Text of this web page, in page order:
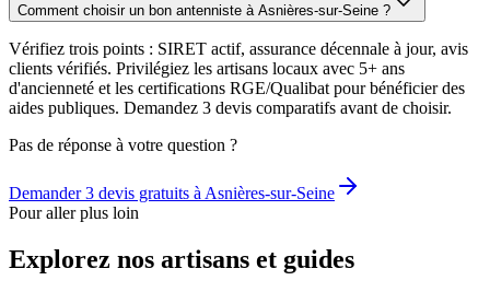
Comment choisir un bon antenniste à Asnières-sur-Seine ?
Vérifiez trois points : SIRET actif, assurance décennale à jour, avis
clients vérifiés. Privilégiez les artisans locaux avec 5+ ans
d'ancienneté et les certifications RGE/Qualibat pour bénéficier des
aides publiques. Demandez 3 devis comparatifs avant de choisir.
Pas de réponse à votre question ?
Demander 3 devis gratuits à Asnières-sur-Seine
Pour aller plus loin
Explorez nos artisans et guides